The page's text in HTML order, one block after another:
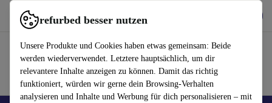
refurbed besser nutzen
Unsere Produkte und Cookies haben etwas gemeinsam: Beide
werden wiederverwendet. Letztere hauptsächlich, um dir
relevantere Inhalte anzeigen zu können. Damit das richtig
funktioniert, würden wir gerne dein Browsing-Verhalten
analysieren und Inhalte und Werbung für dich personalisieren – mit
refurbed schnell und einfach nutzen